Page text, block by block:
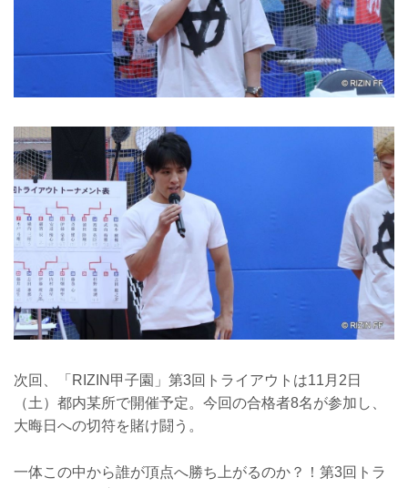
次回、「RIZIN甲子園」第3回トライアウトは11月2日
（土）都内某所で開催予定。今回の合格者8名が参加し、
大晦日への切符を賭け闘う。
一体この中から誰が頂点へ勝ち上がるのか？！第3回トラ